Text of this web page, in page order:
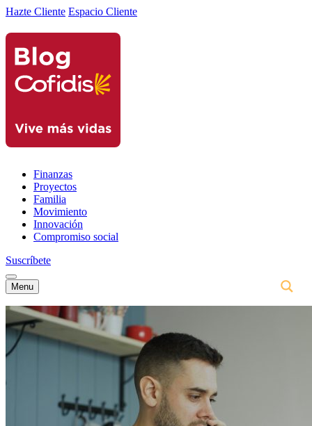
Hazte Cliente Espacio Cliente
Finanzas
Proyectos
Familia
Movimiento
Innovación
Compromiso social
Suscríbete
Menu